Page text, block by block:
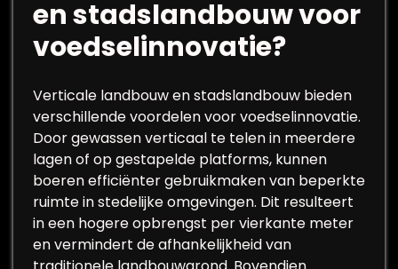
en stadslandbouw voor
voedselinnovatie?
Verticale landbouw en stadslandbouw bieden
verschillende voordelen voor voedselinnovatie.
Door gewassen verticaal te telen in meerdere
lagen of op gestapelde platforms, kunnen
boeren efficiënter gebruikmaken van beperkte
ruimte in stedelijke omgevingen. Dit resulteert
in een hogere opbrengst per vierkante meter
en vermindert de afhankelijkheid van